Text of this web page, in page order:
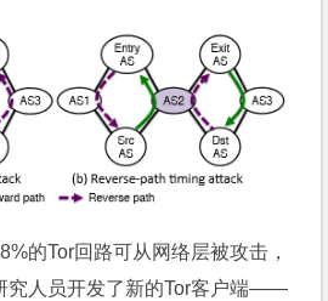
的Tor回路可从网络层被攻击，
究人员开发了新的Tor客户端——